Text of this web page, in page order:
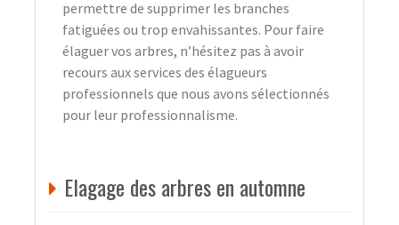
permettre de supprimer les branches
fatiguées ou trop envahissantes. Pour faire
élaguer vos arbres, n’hésitez pas à avoir
recours aux services des élagueurs
professionnels que nous avons sélectionnés
pour leur professionnalisme.
Elagage des arbres en automne